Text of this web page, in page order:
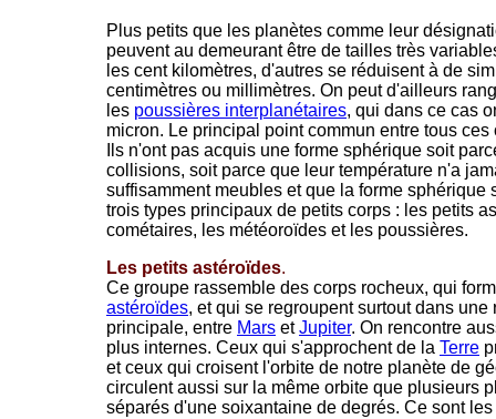
Plus petits que les planètes comme leur
peuvent au demeurant être de tailles très
les cent kilomètres, d'autres se réduisent à de
centimètres ou millimètres. On peut d'ailleurs
les poussières interplanétaires, qui dans ce cas
micron. Le principal point commun entre tous
Ils n'ont pas acquis une forme sphérique soit
collisions, soit parce que leur température n'a
suffisamment meubles et que la forme sphérique
trois types principaux de petits corps : les petits
cométaires, les météoroïdes et les poussières.
Les petits astéroïdes.
Ce groupe rassemble des corps rocheux, qui
astéroïdes, et qui se regroupent surtout dans
principale, entre Mars etJupiter. On rencontre
plus internes. Ceux qui s'approchent de la Terre
et ceux qui croisent l'orbite de notre planète de
circulent aussi sur la même orbite que plusieurs
séparés d'une soixantaine de degrés. Ce sont